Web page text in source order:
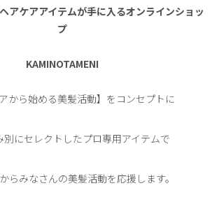
アケアアイテムが手に入るオンラインショッ
プ
KAMINOTAMENI
アから始める美髪活動】をコンセプトに
別にセレクトしたプロ専用アイテムで
らみなさんの美髪活動を応援します。